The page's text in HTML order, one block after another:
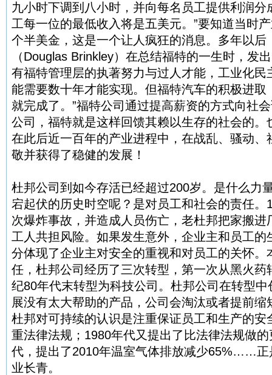
九小时下调到八小时，并向每名员工提供利润
工每一位的最低收入将是五美元。”要知道当时
个半美金，这是一个让人疯狂的消息。多年以后
（Douglas Brinkley）在总结福特的一生时，发
有福特管理层的执著努力与过人才能，工业化民
能需要数十年才能实现。但福特汽车的积极进取
就完成了。”福特公司通过提高薪资的方式向社
公司，福特就是这样回馈其赖以生存的社会的。
在此后近一百年的产业进程中，在战乱、骚动、
敬并获得了稳健的发展！
杜邦公司到如今存活已经超过200岁。是什么力
宕起伏的历史时空呢？是对员工和社会的责任。
次爆炸事故，并造成人员伤亡，老杜邦把家搬
工人共担风险。如果发生意外，企业主和员工的
分体现了企业主对安全的重视和对员工的关怀。
任，杜邦公司经历了三次转型，第一次从黑火药
纪80年代末转型为科技公司。杜邦公司在转型
展没有太大帮助的产品，公司会淘汰或者提前
杜邦对可持续的认识是注重保证员工和生产的安
重法律法规；1980年代又提出了比法律法规做的
代，提出了2010年温室气体排放减少65%……正
业长青。